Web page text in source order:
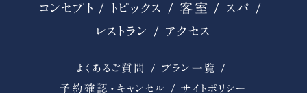
コンセプト トピックス 客室
スパ
レストラン
アクセス
よくあるご質問
プラン一覧
予約確認・キャンセル
サイトポリシー